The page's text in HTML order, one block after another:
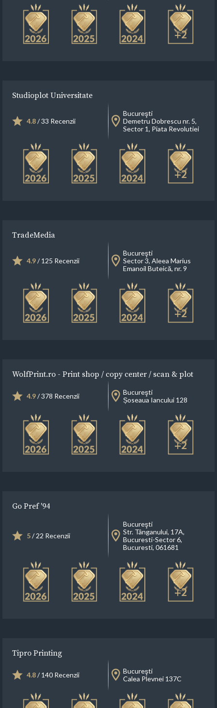
+2
Studioplot Universitate
4.8/ 33 Recenzii
Bucureşti
Demetru Dobrescu nr. 5,
Sector 1, Piata Revolutiei
+2
TradeMedia
4.9/ 125 Recenzii
Bucureşti
Sector 3, Aleea Marius
Emanoil Buteică, nr. 9
+2
WolfPrint.ro - Print shop / copy center / scan & plot
4.9/ 378 Recenzii
Bucureşti
Șoseaua Iancului 128
+2
Go Pref '94
5/ 22 Recenzii
Bucureşti
Str. Tânganului, 17A,
Bucuresti-Sector 6,
Bucuresti, 061681
+2
Tipro Printing
4.8/ 140 Recenzii
Bucureşti
Calea Plevnei 137C